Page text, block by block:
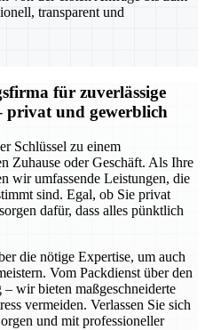
transparent und
für zuverlässige
privat und gewerblich
Schlüssel zu einem
Zuhause oder Geschäft. Als Ihre
wir umfassende Leistungen, die
sind. Egal, ob Sie privat
dafür, dass alles pünktlich
die nötige Expertise, um auch
Vom Packdienst über den
wir bieten maßgeschneiderte
vermeiden. Verlassen Sie sich
und mit professioneller